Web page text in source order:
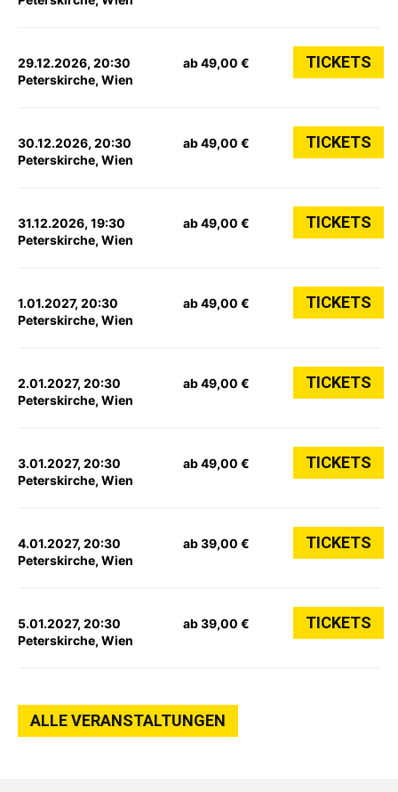
29.12.2026, 20:30
Peterskirche, Wien
ab 49,00 € TICKETS
30.12.2026, 20:30
Peterskirche, Wien
ab 49,00 € TICKETS
31.12.2026, 19:30
Peterskirche, Wien
ab 49,00 € TICKETS
1.01.2027, 20:30
Peterskirche, Wien
ab 49,00 € TICKETS
2.01.2027, 20:30
Peterskirche, Wien
ab 49,00 € TICKETS
3.01.2027, 20:30
Peterskirche, Wien
ab 49,00 € TICKETS
4.01.2027, 20:30
Peterskirche, Wien
ab 39,00 € TICKETS
5.01.2027, 20:30
Peterskirche, Wien
ab 39,00 € TICKETS
ALLE VERANSTALTUNGEN